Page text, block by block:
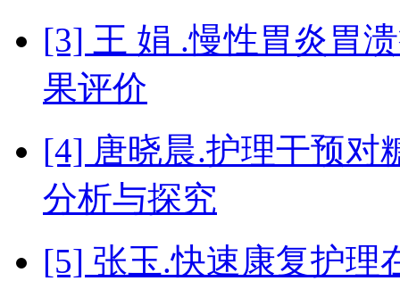
[3] 王 娟 .慢性胃炎胃
果评价
[4] 唐晓晨.护理干预对
分析与探究
[5] 张玉.快速康复护理